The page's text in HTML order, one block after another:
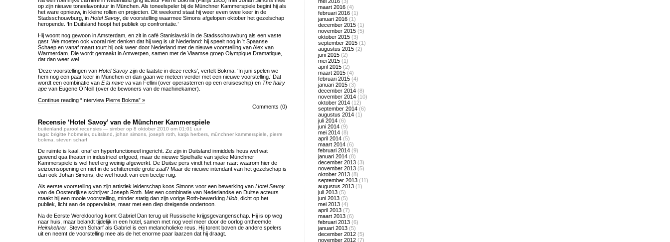
op zijn nieuwe toneelavontuur in München. Als toneelspeler bij de Münchner Kammerspiele begint hij als
het ware opnieuw, in kleine rollen en projecten. Dit weekend staat hij weer even twee keer in de
Stadsschouwburg, in Hotel Savoy , de voorstelling waarmee Simons afgelopen oktober het gezelschap
heropende. ‘In Duitsland hoopt het publiek op confrontatie.’
Hij woont nog gewoon in Amsterdam, en zit in café Stanislavski in de Stadsschouwburg als een vaste
gast. We moeten ook vooral niet denken dat hij weg is uit Nederland: hij speelt nog in ’t Spaanse
Schaep en vanaf maart tourt hij ook weer door Nederland met de nieuwe voorstelling van Alex van
Warmerdam. Die wordt gemaakt in Antwerpen, samen met de Vlaamse groep Olympique Dramatique,
dat dan weer wel.
‘Deze voorstellingen van Hotel Savoy zijn de laatste in deze reeks’, vertelt Bokma. ‘In juni spelen we
hem nog een paar keer in München en dan gaan we meteen verder met een nieuwe voorstelling.’ Dat
wordt een combinatie van E la nave va van Fellini (over operasterren op een cruiseschip) en The hairy
ape van Eugene O’Neill (over de bewoners van de machinekamer).
Continue reading “Interview Pierre Bokma” »
Comments (0)
Recensie ‘Hotel Savoy’ van de Münchner Kammerspiele
buitenland parool recensies — simber op 8 oktober 2010 om 01:01 uur
tags: brigitte hobmeier, duitsland johan simons joseph roth katja herbers münchner kammerspiele
pierre
bokma
steven scharf
De ruimte is kaal, onaf en hyperfunctioneel ingericht. Ze zijn in Duitsland inmiddels heus wel wat
gewend qua theater in industrieel erfgoed, maar de nieuwe Spielhalle van sjieke Münchner
Kammerspiele is wel heel erg weinig afgewerkt. De Duitse pers vindt het maar raar: waarom hier de
seizoensopening en niet in de schitterende grote zaal? Maar de nieuwe intendant van het gezelschap is
dan ook Johan Simons, die wel houdt van een beetje ruig.
Als eerste voorstelling van zijn artistiek leiderschap koos Simons voor een bewerking van Hotel Savoy
van de Oostenrijkse schrijver Joseph Roth. Met een combinatie van Nederlandse en Duitse acteurs
maakt hij een mooie voorstelling, minder statig dan zijn vorige Roth-bewerking Hiob , dicht op het
publiek, licht aan de oppervlakte, maar met een diep dreigende ondertoon.
Na de Eerste Wereldoorlog komt Gabriel Dan terug uit Russische krijgsgevangenschap. Hij is op weg
naar huis, maar belandt tijdelijk in een hotel, samen met nog veel meer door de oorlog ontheemde
Heimkehrer . Steven Scharf als Gabriel is een melancholieke reus. Hij torent boven de andere spelers
uit en neemt de voorstelling mee als de het enorme paar laarzen dat hij draagt.
maart 2016 (4)
februari 2016 (1)
januari 2016 (1)
december 2015 (1)
november 2015 (5)
oktober 2015 (3)
september 2015 (1)
augustus 2015 (2)
juni 2015 (2)
mei 2015 (1)
april 2015 (2)
maart 2015 (4)
februari 2015 (4)
januari 2015 (3)
december 2014 (8)
november 2014 (10)
oktober 2014 (12)
september 2014 (6)
augustus 2014 (1)
juli 2014 (6)
juni 2014 (9)
mei 2014 (8)
april 2014 (5)
maart 2014 (6)
februari 2014 (9)
januari 2014 (8)
december 2013 (3)
november 2013 (5)
oktober 2013 (8)
september 2013 (11)
augustus 2013 (1)
juli 2013 (5)
juni 2013 (5)
mei 2013 (4)
april 2013 (7)
maart 2013 (6)
februari 2013 (6)
januari 2013 (5)
december 2012 (5)
november 2012 (7)